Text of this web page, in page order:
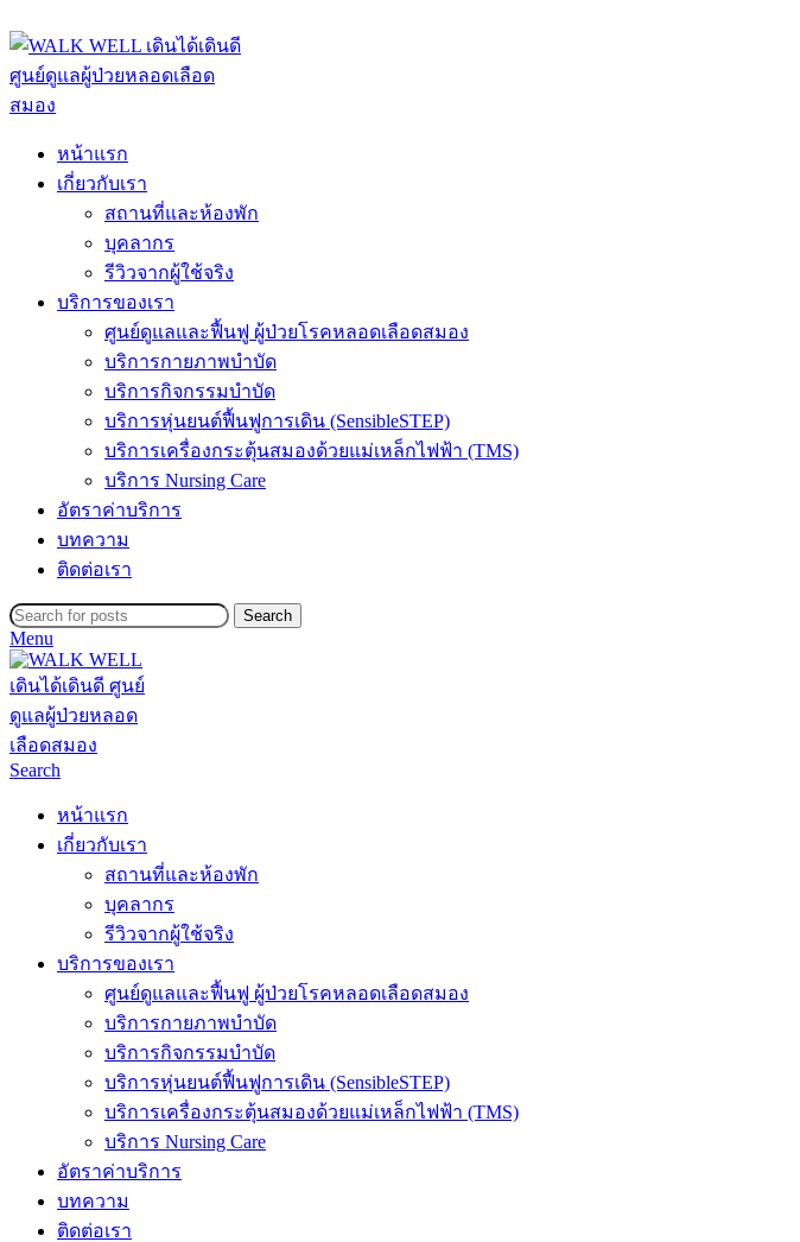
หน้าแรก
เกี่ยวกับเรา
สถานที่และห้องพัก
บุคลากร
รีวิวจากผู้ใช้จริง
บริการของเรา
ศูนย์ดูแลและฟื้นฟู ผู้ป่วยโรคหลอดเลือดสมอง
บริการกายภาพบำบัด
บริการกิจกรรมบำบัด
บริการหุ่นยนต์ฟื้นฟูการเดิน (SensibleSTEP)
บริการเครื่องกระตุ้นสมองด้วยแม่เหล็กไฟฟ้า (TMS)
บริการ Nursing Care
อัตราค่าบริการ
บทความ
ติดต่อเรา
Search
Menu
Search
หน้าแรก
เกี่ยวกับเรา
สถานที่และห้องพัก
บุคลากร
รีวิวจากผู้ใช้จริง
บริการของเรา
ศูนย์ดูแลและฟื้นฟู ผู้ป่วยโรคหลอดเลือดสมอง
บริการกายภาพบำบัด
บริการกิจกรรมบำบัด
บริการหุ่นยนต์ฟื้นฟูการเดิน (SensibleSTEP)
บริการเครื่องกระตุ้นสมองด้วยแม่เหล็กไฟฟ้า (TMS)
บริการ Nursing Care
อัตราค่าบริการ
บทความ
ติดต่อเรา